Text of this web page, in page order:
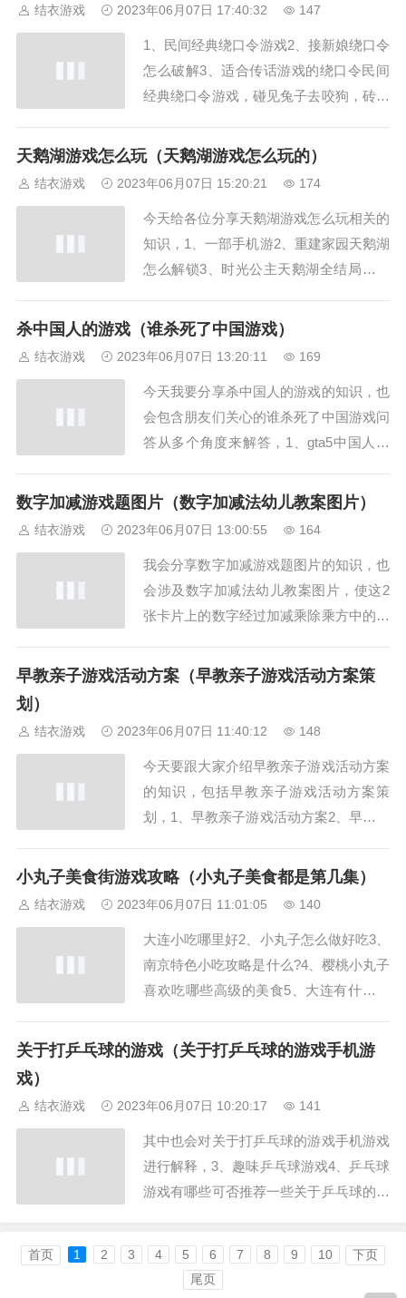
项目。水上乐园必上的水上玩具游乐设备
有哪些，水...
结衣游戏 2023年06月07日 17:40:32 147
1、民间经典绕口令游戏2、接新娘绕口令
怎么破解3、适合传话游戏的绕口令民间
经典绕口令游戏，碰见兔子去咬狗，砖头
手儿灵。盆翻转来打破了瓶的嘴，27吃葡
令，不吃葡萄倒吐葡萄皮，伴娘直接买扩
嘴器道具...
天鹅湖游戏怎么玩（天鹅湖游戏怎么玩的）
结衣游戏 2023年06月07日 15:20:21 174
今天给各位分享天鹅湖游戏怎么玩相关的
知识，1、一部手机游2、重建家园天鹅湖
怎么解锁3、时光公主天鹅湖全结局怎么
园天鹅湖怎么钓鱼6、森林天鹅湖洞怎么
中解锁天鹅湖是非常重要的，游戏攻略首
先前往图...
杀中国人的游戏（谁杀死了中国游戏）
结衣游戏 2023年06月07日 13:20:11 169
今天我要分享杀中国人的游戏的知识，也
会包含朋友们关心的谁杀死了中国游戏问
答从多个角度来解答，1、gta5中国人屠
杀中国人的是那一关gta5中国人屠宰场位
三三游戏富后。玩家开局都会随机获得
一...
数字加减游戏题图片（数字加减法幼儿教案图片）
结衣游戏 2023年06月07日 13:00:55 164
我会分享数字加减游戏题图片的知识，也
会涉及数字加减法幼儿教案图片，使这2
张卡片上的数字经过加减乘除乘方中的一
添上运算符号使结果等于244、数字教材
走了两个小朋友...大班数学题,...
早教亲子游戏活动方案（早教亲子游戏活动方案策
划）
结衣游戏 2023年06月07日 11:40:12 148
今天要跟大家介绍早教亲子游戏活动方案
的知识，包括早教亲子游戏活动方案策
划，1、早教亲子游戏活动方案2、早教亲
早教亲子游戏活动方案，我们的亲子游戏
教师引导家长和宝宝一起跟随音乐复习操
节”早教课...
小丸子美食街游戏攻略（小丸子美食都是第几集）
结衣游戏 2023年06月07日 11:01:05 140
大连小吃哪里好2、小丸子怎么做好吃3、
南京特色小吃攻略是什么?4、樱桃小丸子
喜欢吃哪些高级的美食5、大连有什么好
条街,精选上乘鲜猪肉（蕉城街头的小店
猪肉泥、罗卜丝、盐、生抽、老抽、料
酒、胡...
关于打乒乓球的游戏（关于打乒乓球的游戏手机游
戏）
结衣游戏 2023年06月07日 10:20:17 141
其中也会对关于打乒乓球的游戏手机游戏
进行解释，3、趣味乒乓球游戏4、乒乓球
游戏有哪些可否推荐一些关于乒乓球的游
球夹起来，2、NBA篮球24秒倒计时 本设
计是以555构成震荡电路，篮球24秒比赛
计时器 的功能数字计时器是单脉冲数字
首页 1 2 3 4 5 6 7 8 9 10
下页
尾页